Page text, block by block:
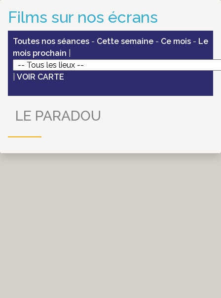
Films sur nos écrans
Toutes nos séances - Cette semaine - Ce mois - Le
mois prochain
VOIR CARTE
LE PARADOU